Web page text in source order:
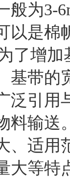
般为3-
以是棉
了增
基带的
泛引用
料输送
、适用
大等特